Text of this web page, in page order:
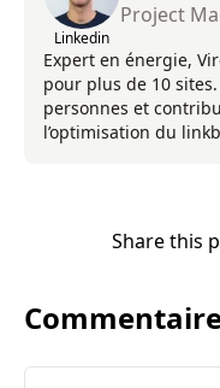
Linkedin
Project
Expert en énergie,
pour plus de 10
personnes et
l’optimisation du
Share this